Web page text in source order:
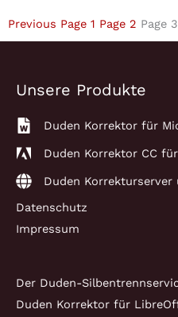
Previous Page 1 Page 2 Page 3
Unsere Produkte
Duden Korrektor für
Duden Korrektor CC
Duden Korrekturserver
Datenschutz
Impressum
Der Duden-
Duden Korrektor für